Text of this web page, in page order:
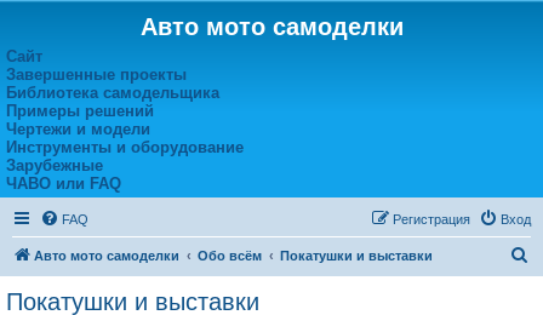
Авто мото самоделки
Сайт
Завершенные проекты
Библиотека самодельщика
Примеры решений
Чертежи и модели
Инструменты и оборудование
Зарубежные
ЧАВО или FAQ
FAQ Вход
Регистрация
Авто мото самоделки Обо всём Покатушки и выставки
Покатушки и выставки